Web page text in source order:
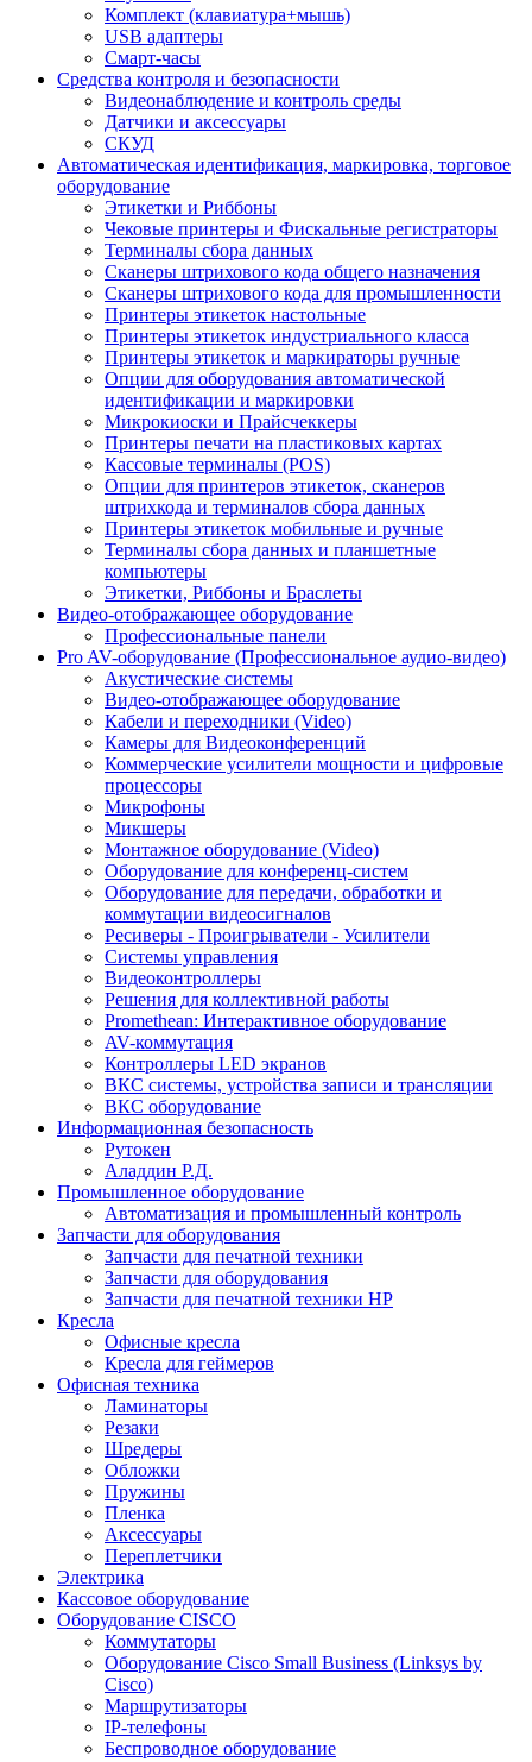
Комплект (клавиатура+мышь)
USB адаптеры
Смарт-часы
Средства контроля и безопасности
Видеонаблюдение и контроль среды
Датчики и аксессуары
СКУД
Автоматическая идентификация, маркировка, торговое
оборудование
Этикетки и Риббоны
Чековые принтеры и Фискальные регистраторы
Терминалы сбора данных
Сканеры штрихового кода общего назначения
Сканеры штрихового кода для промышленности
Принтеры этикеток настольные
Принтеры этикеток индустриального класса
Принтеры этикеток и маркираторы ручные
Опции для оборудования автоматической
идентификации и маркировки
Микрокиоски и Прайсчеккеры
Принтеры печати на пластиковых картах
Кассовые терминалы (POS)
Опции для принтеров этикеток, сканеров
штрихкода и терминалов сбора данных
Принтеры этикеток мобильные и ручные
Терминалы сбора данных и планшетные
компьютеры
Этикетки, Риббоны и Браслеты
Видео-отображающее оборудование
Профессиональные панели
Pro AV-оборудование (Профессиональное аудио-видео)
Акустические системы
Видео-отображающее оборудование
Кабели и переходники (Video)
Камеры для Видеоконференций
Коммерческие усилители мощности и цифровые
процессоры
Микрофоны
Микшеры
Монтажное оборудование (Video)
Оборудование для конференц-систем
Оборудование для передачи, обработки и
коммутации видеосигналов
Ресиверы - Проигрыватели - Усилители
Системы управления
Видеоконтроллеры
Решения для коллективной работы
Promethean: Интерактивное оборудование
AV-коммутация
Контроллеры LED экранов
ВКС системы, устройства записи и трансляции
ВКС оборудование
Информационная безопасность
Рутокен
Аладдин Р.Д.
Промышленное оборудование
Автоматизация и промышленный контроль
Запчасти для оборудования
Запчасти для печатной техники
Запчасти для оборудования
Запчасти для печатной техники HP
Кресла
Офисные кресла
Кресла для геймеров
Офисная техника
Ламинаторы
Резаки
Шредеры
Обложки
Пружины
Пленка
Аксессуары
Переплетчики
Электрика
Кассовое оборудование
Оборудование CISCO
Коммутаторы
Оборудование Cisco Small Business (Linksys by
Cisco)
Маршрутизаторы
IP-телефоны
Беспроводное оборудование